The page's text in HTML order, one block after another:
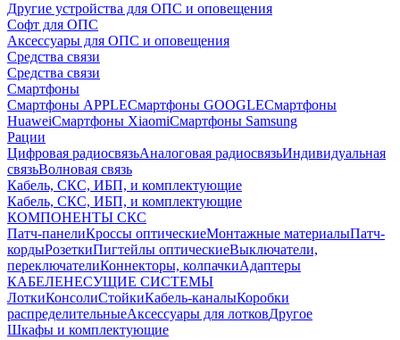
Другие устройства для ОПС и оповещения
Софт для ОПС
Аксессуары для ОПС и оповещения
Средства связи
Средства связи
Смартфоны
Смартфоны APPLEСмартфоны GOOGLEСмартфоны
HuaweiСмартфоны XiaomiСмартфоны Samsung
Рации
Цифровая радиосвязьАналоговая радиосвязьИндивидуальная
связьВолновая связь
Кабель, СКС, ИБП, и комплектующие
Кабель, СКС, ИБП, и комплектующие
КОМПОНЕНТЫ СКС
Патч-панелиКроссы оптическиеМонтажные материалыПатч-
кордыРозеткиПигтейлы оптическиеВыключатели,
переключателиКоннекторы, колпачкиАдаптеры
КАБЕЛЕНЕСУЩИЕ СИСТЕМЫ
ЛоткиКонсолиСтойкиКабель-каналыКоробки
распределительныеАксессуары для лотковДругое
Шкафы и комплектующие